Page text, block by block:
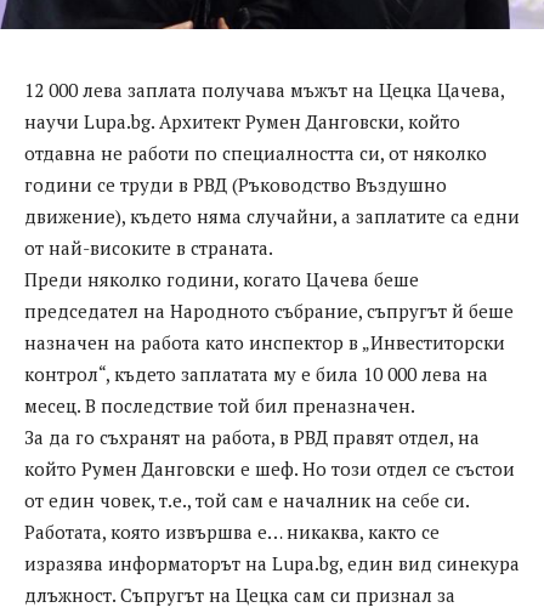
12 000 лева заплата получава мъжът на Цецка Цачева,
научи Lupa.bg. Архитект Румен Данговски, който
отдавна не работи по специалността си, от няколко
години се труди в РВД (Ръководство Въздушно
движение), където няма случайни, а заплатите са едни
от най-високите в страната.
Преди няколко години, когато Цачева беше
председател на Народното събрание, съпругът й беше
назначен на работа като инспектор в „Инвеститорски
контрол“, където заплатата му е била 10 000 лева на
месец. В последствие той бил преназначен.
За да го съхранят на работа, в РВД правят отдел, на
който Румен Данговски е шеф. Но този отдел се състои
от един човек, т.е., той сам е началник на себе си.
Работата, която извършва е… никаква, както се
изразява информаторът на Lupa.bg, един вид синекура
длъжност. Съпругът на Цецка сам си признал за